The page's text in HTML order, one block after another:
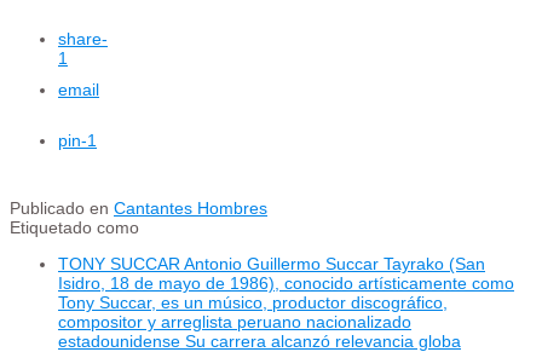
share-
1
email
pin-1
Publicado en Cantantes Hombres
Etiquetado como
TONY SUCCAR Antonio Guillermo Succar Tayrako (San
Isidro, 18 de mayo de 1986), conocido artísticamente como
Tony Succar, es un músico, productor discográfico,
compositor y arreglista peruano nacionalizado
estadounidense Su carrera alcanzó relevancia globa